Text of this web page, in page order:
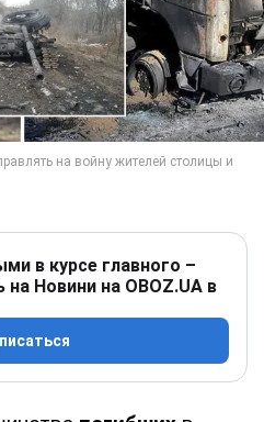
в курсе главного –
Новини на OBOZ.UA в